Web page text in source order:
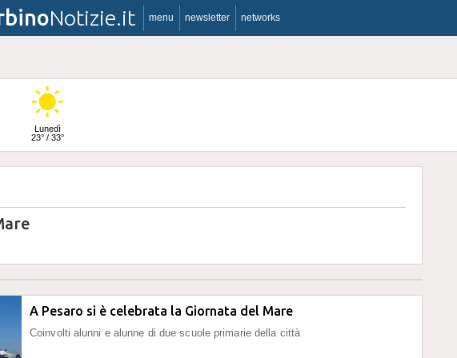
Notizie.it menu newsletter networks
Lunedì
23° / 33°
A Pesaro si è celebrata la Giornata del Mare
Coinvolti alunni e alunne di due scuole primarie della città